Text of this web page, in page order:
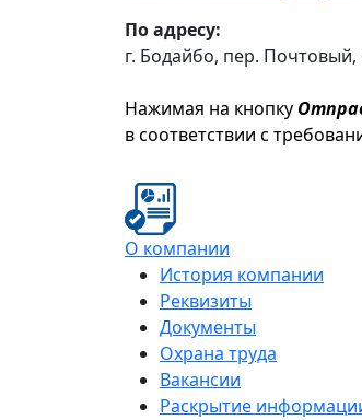
По адресу:
г. Бодайбо, пер. Почтовый,
Нажимая на кнопку
в соответствии с
О компании
История компании
Реквизиты
Документы
Охрана труда
Вакансии
Раскрытие